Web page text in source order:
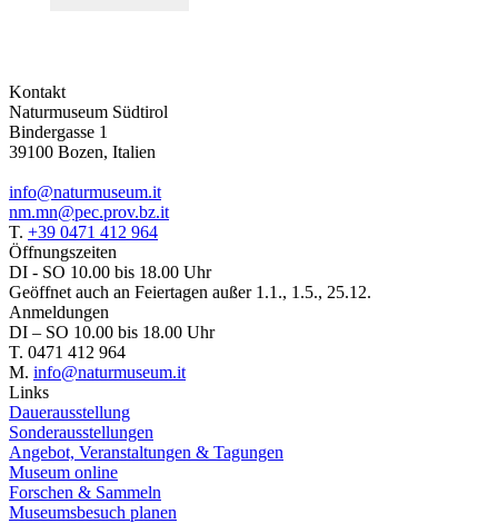
Kontakt
Naturmuseum Südtirol
Bindergasse 1
39100 Bozen, Italien
info@naturmuseum.it
nm.mn@pec.prov.bz.it
T. +39 0471 412 964
Öffnungszeiten
DI - SO 10.00 bis 18.00 Uhr
Geöffnet auch an Feiertagen außer 1.1., 1.5., 25.12.
Anmeldungen
DI – SO 10.00 bis 18.00 Uhr
T. 0471 412 964
M. info@naturmuseum.it
Links
Dauerausstellung
Sonderausstellungen
Angebot, Veranstaltungen & Tagungen
Museum online
Forschen & Sammeln
Museumsbesuch planen